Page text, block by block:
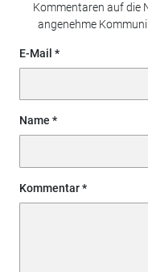
Kommentaren auf die
angenehme
E-Mail
Name
Kommentar